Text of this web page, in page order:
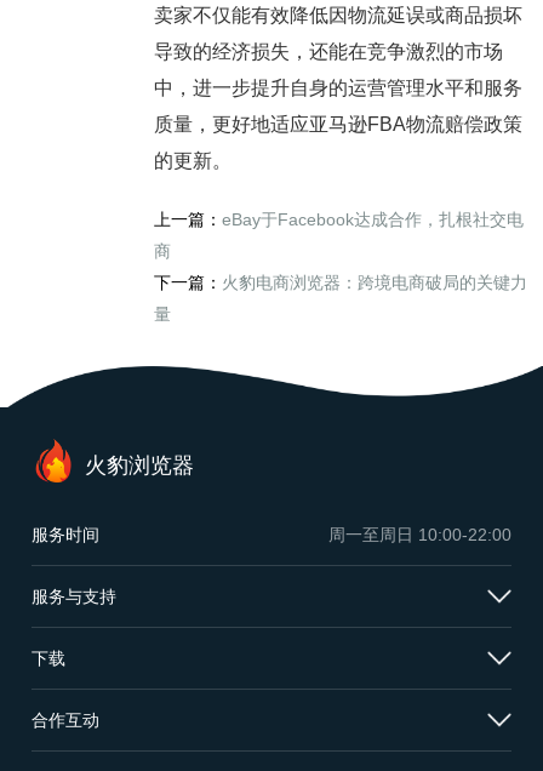
卖家不仅能有效降低因物流延误或商品损坏
导致的经济损失，还能在竞争激烈的市场
中，进一步提升自身的运营管理水平和服务
质量，更好地适应亚马逊FBA物流赔偿政策
的更新。
上一篇： eBay于Facebook达成合作，扎根社交电
商
下一篇： 火豹电商浏览器：跨境电商破局的关键力
量
服务时间 周一至周日 10:00-22:00
火豹浏览器
服务与支持
下载
合作互动